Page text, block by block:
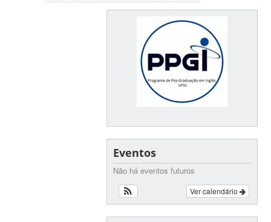
Eventos
Não há eventos futuros
Ver calendário